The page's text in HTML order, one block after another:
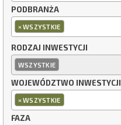
PODBRANŻA
×WSZYSTKIE
RODZAJ INWESTYCJI
WSZYSTKIE
WOJEWÓDZTWO INWESTYCJI
×WSZYSTKIE
FAZA